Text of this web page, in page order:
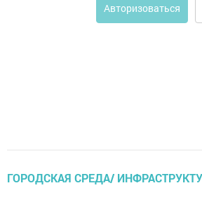
Авторизоваться
ГОРОДСКАЯ СРЕДА/